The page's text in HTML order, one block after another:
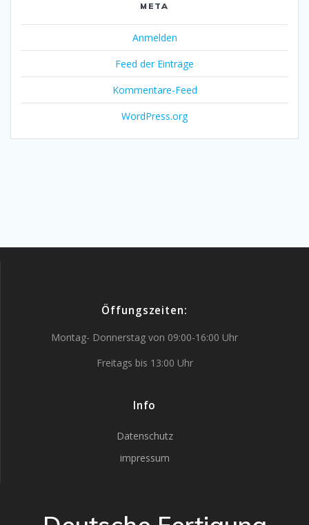
META
Anmelden
Feed der Einträge
Kommentare-Feed
WordPress.org
Öffungszeiten:
Montag- Donnerstag von 09:00-16:00 Uhr
Freitags bis 13:00 Uhr
Info
Datenschutz
impressum